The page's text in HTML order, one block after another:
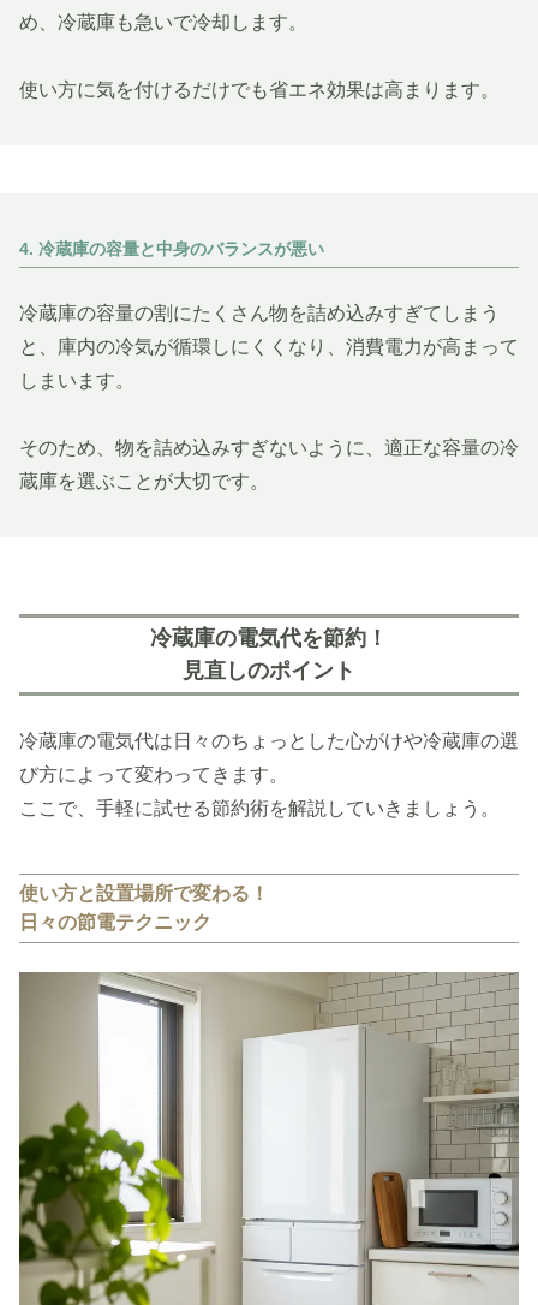
め、冷蔵庫も急いで冷却します。
使い方に気を付けるだけでも省エネ効果は高まります。
4. 冷蔵庫の容量と中身のバランスが悪い
冷蔵庫の容量の割にたくさん物を詰め込みすぎてしまう
と、庫内の冷気が循環しにくくなり、消費電力が高まって
しまいます。
そのため、物を詰め込みすぎないように、適正な容量の冷
蔵庫を選ぶことが大切です。
冷蔵庫の電気代を節約！
見直しのポイント
冷蔵庫の電気代は日々のちょっとした心がけや冷蔵庫の選
び方によって変わってきます。
ここで、手軽に試せる節約術を解説していきましょう。
使い方と設置場所で変わる！
日々の節電テクニック